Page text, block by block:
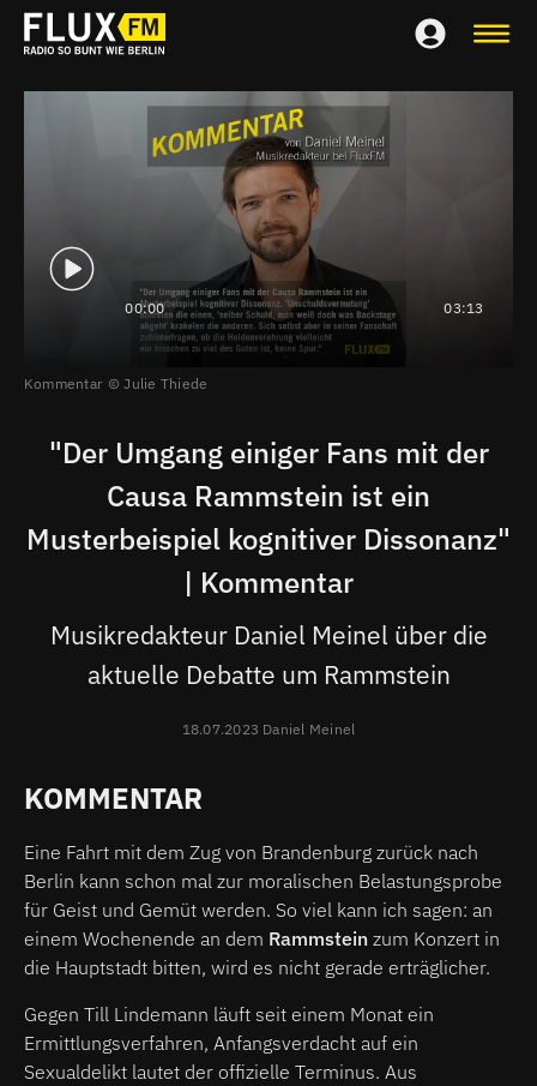
00:00 03:13
Kommentar Julie Thiede
"Der Umgang einiger Fans mit der
Causa Rammstein ist ein
Musterbeispiel kognitiver Dissonanz"
| Kommentar
Musikredakteur Daniel Meinel über die
aktuelle Debatte um Rammstein
18.07.2023 Daniel Meinel
KOMMENTAR
Eine Fahrt mit dem Zug von Brandenburg zurück nach
Berlin kann schon mal zur moralischen Belastungsprobe
für Geist und Gemüt werden. So viel kann ich sagen: an
einem Wochenende an dem Rammstein zum Konzert in
die Hauptstadt bitten, wird es nicht gerade erträglicher.
Gegen Till Lindemann läuft seit einem Monat ein
Ermittlungsverfahren, Anfangsverdacht auf ein
Sexualdelikt lautet der offizielle Terminus. Aus